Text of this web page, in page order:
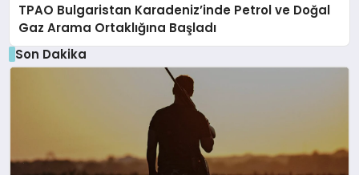
TPAO Bulgaristan Karadeniz’inde Petrol ve Doğal
Gaz Arama Ortaklığına Başladı
Son Dakika